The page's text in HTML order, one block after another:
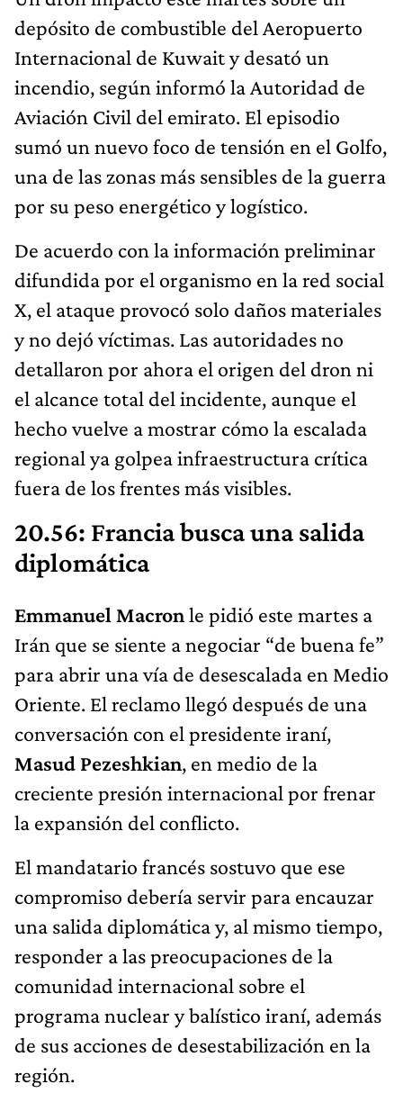
depósito de combustible del Aeropuerto
Internacional de Kuwait y desató un
incendio, según informó la Autoridad de
Aviación Civil del emirato. El episodio
sumó un nuevo foco de tensión en el Golfo,
una de las zonas más sensibles de la guerra
por su peso energético y logístico.
De acuerdo con la información preliminar
difundida por el organismo en la red social
X, el ataque provocó solo daños materiales
y no dejó víctimas. Las autoridades no
detallaron por ahora el origen del dron ni
el alcance total del incidente, aunque el
hecho vuelve a mostrar cómo la escalada
regional ya golpea infraestructura crítica
fuera de los frentes más visibles.
20.56: Francia busca una salida
diplomática
Emmanuel Macronle pidió este martes a
Irán que se siente a negociar “de buena fe”
para abrir una vía de desescalada en Medio
Oriente. El reclamo llegó después de una
conversación con el presidente iraní,
Masud Pezeshkian, en medio de la
creciente presión internacional por frenar
la expansión del conflicto.
El mandatario francés sostuvo que ese
compromiso debería servir para encauzar
una salida diplomática y, al mismo tiempo,
responder a las preocupaciones de la
comunidad internacional sobre el
programa nuclear y balístico iraní, además
de sus acciones de desestabilización en la
región.